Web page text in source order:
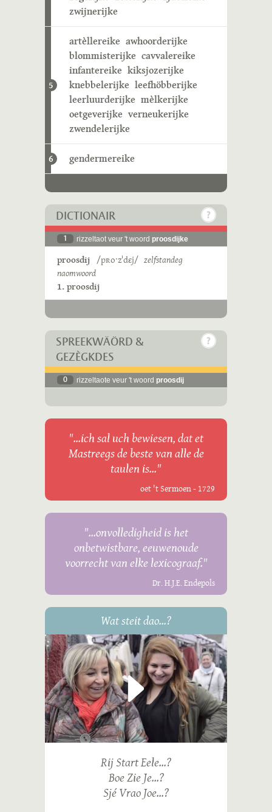
zwijnerijke
5
artèllereike awhoorderijke
blommisterijke cavvalereike
infantereike kiksjozerijke
knebbelerijke leefhöbberijke
leerluurderijke mèlkerijke
oetgeverijke verneukerijke
zwendelerijke
6 gendermereike
DICTIONAIR
1 rizzeltaot veur 't woord proosdijke
proosdij /pʀoˑzˈdɛj/ zelfstandeg
naomwoord
1. proosdij
SPREEKWÄÖRD &
GEZÈGKDES
0 rizzeltaote veur 't woord proosdij
"...ich sal uch bewiesen, dat et
Mastreegs de beste van alle de
taulen is..."
oet 't Sermoen - 1729
"...onvolledigheid is het
onbetwistbare, eeuwenoude
voorrecht van elke lexicograaf."
Dr. H.J.E. Endepols
Wat steit dao...?
Rij Start Eele...?
Boe Zie Je...?
Sjé Vrao Joe...?